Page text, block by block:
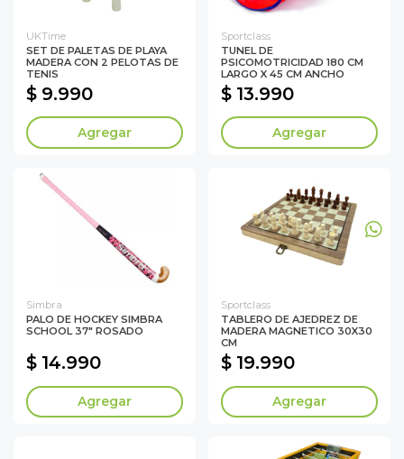
UKTime
SET DE PALETAS DE PLAYA
MADERA CON 2 PELOTAS DE
TENIS
$ 9.990
Agregar
Sportclass
TUNEL DE
PSICOMOTRICIDAD 180 CM
LARGO X 45 CM ANCHO
$ 13.990
Agregar
Simbra
PALO DE HOCKEY SIMBRA
SCHOOL 37" ROSADO
$ 14.990
Agregar
Sportclass
TABLERO DE AJEDREZ DE
MADERA MAGNETICO 30X30
CM
$ 19.990
Agregar